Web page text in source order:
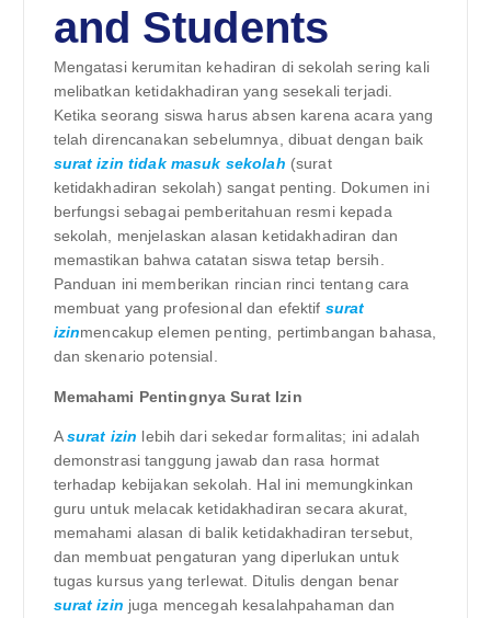
and Students
Mengatasi kerumitan kehadiran di sekolah sering kali
melibatkan ketidakhadiran yang sesekali terjadi.
Ketika seorang siswa harus absen karena acara yang
telah direncanakan sebelumnya, dibuat dengan baik
surat izin tidak masuk sekolah (surat
ketidakhadiran sekolah) sangat penting. Dokumen ini
berfungsi sebagai pemberitahuan resmi kepada
sekolah, menjelaskan alasan ketidakhadiran dan
memastikan bahwa catatan siswa tetap bersih.
Panduan ini memberikan rincian rinci tentang cara
membuat yang profesional dan efektif surat
izinmencakup elemen penting, pertimbangan bahasa,
dan skenario potensial.
Memahami Pentingnya Surat Izin
Asurat izin lebih dari sekedar formalitas; ini adalah
demonstrasi tanggung jawab dan rasa hormat
terhadap kebijakan sekolah. Hal ini memungkinkan
guru untuk melacak ketidakhadiran secara akurat,
memahami alasan di balik ketidakhadiran tersebut,
dan membuat pengaturan yang diperlukan untuk
tugas kursus yang terlewat. Ditulis dengan benar
surat izin juga mencegah kesalahpahaman dan